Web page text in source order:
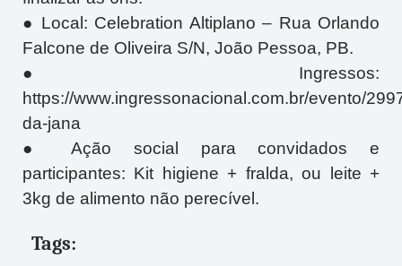
● Local: Celebration Altiplano – Rua Orlando
Falcone de Oliveira S/N, João Pessoa, PB.
● Ingressos:
https://www.ingressonacional.com.br/evento/
da-jana
● Ação social para convidados e
participantes: Kit higiene + fralda, ou leite +
3kg de alimento não perecível.
Tags: